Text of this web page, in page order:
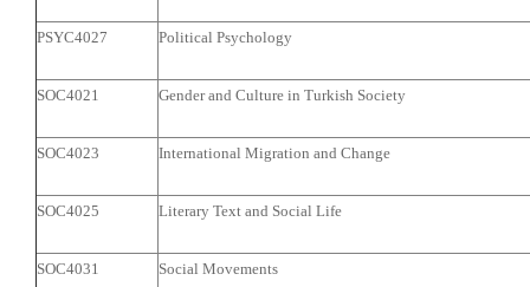
PSYC4027 Political Psychology
SOC4021 Gender and Culture in Turkish Society
SOC4023 International Migration and Change
SOC4025 Literary Text and Social Life
SOC4031 Social Movements